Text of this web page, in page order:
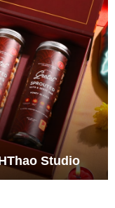
Studio